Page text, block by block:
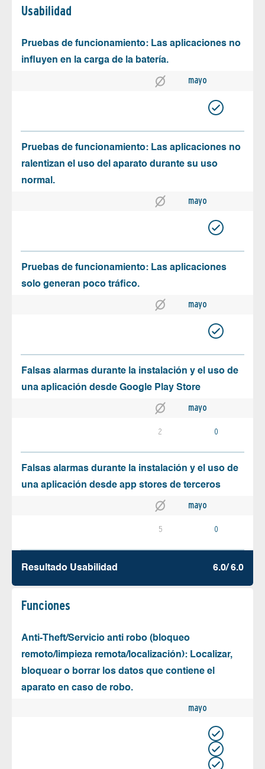
Usabilidad
Pruebas de funcionamiento: Las aplicaciones no
influyen en la carga de la batería.
mayo
Pruebas de funcionamiento: Las aplicaciones no
ralentizan el uso del aparato durante su uso
normal.
mayo
Pruebas de funcionamiento: Las aplicaciones
solo generan poco tráfico.
mayo
Falsas alarmas durante la instalación y el uso de
una aplicación desde Google Play Store
mayo
2 0
Falsas alarmas durante la instalación y el uso de
una aplicación desde app stores de terceros
mayo
5 0
Resultado Usabilidad 6.0/ 6.0
Funciones
Anti-Theft/Servicio anti robo (bloqueo
remoto/limpieza remota/localización): Localizar,
bloquear o borrar los datos que contiene el
aparato en caso de robo.
mayo